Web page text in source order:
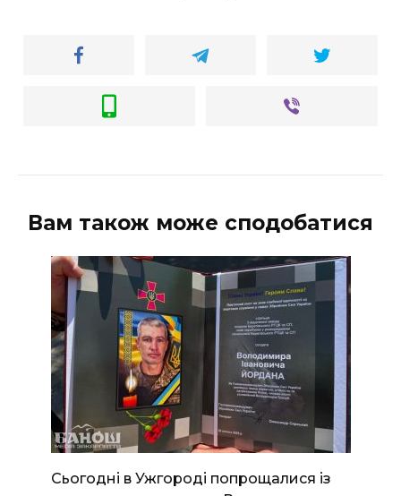
Вам також може сподобатися
Сьогодні в Ужгороді попрощалися із